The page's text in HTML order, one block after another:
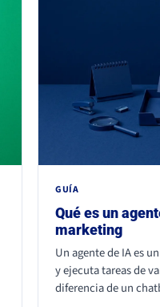
momentos sin
GUÍA
Qué es un
marketing
Un agente de IA es
y ejecuta tareas de
diferencia de un